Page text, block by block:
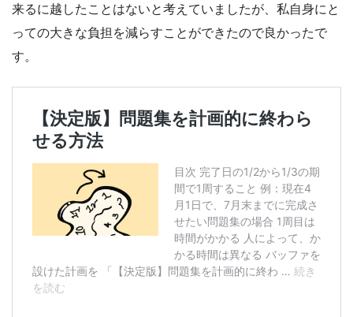
来るに越したことはないと考えていましたが、私自身にと
っての大きな負担を減らすことができたので良かったで
す。